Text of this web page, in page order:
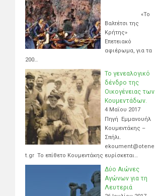
«Το
Βαλτέτσι της
Κρήτης»
Επετειακό
αφιέρωμα, για τα
200…
Το γενεαλογικό
δένδρο της
Οικογένειας των
Κουμεντάδων.
4 Μαΐου 2017
Πηγή Εμμανουήλ
Κουμεντάκης –
Σπήλι.
ekoument@otene
t.gr Το επίθετο Κουμεντάκης ευρίσκεται…
Δύο Αιώνες
Αγώνων για τη
Λευτεριά